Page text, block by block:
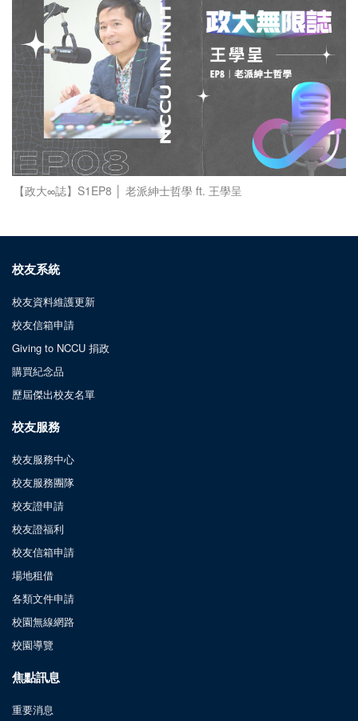
【政大∞誌】S1EP8 │ 老派紳士哲學 ft. 王學呈
校友系統
校友資料維護更新
校友信箱申請
Giving to NCCU 捐政
購買紀念品
歷屆傑出校友名單
校友服務
校友服務中心
校友服務團隊
校友證申請
校友證福利
校友信箱申請
場地租借
各類文件申請
校園無線網路
校園導覽
焦點訊息
重要消息